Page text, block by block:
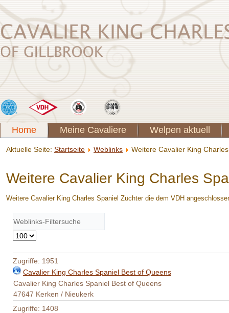
Home Meine Cavaliere Welpen aktuell
Aktuelle Seite: Startseite Weblinks Weitere Cavalier King
Weitere Cavalier King Charles
Weitere Cavalier King Charles Spaniel Züchter die dem VDH
Filterfeld
Anzeige
Zugriffe: 1951
Cavalier King Charles Spaniel Best of Queens
Cavalier King Charles Spaniel Best of Queens
47647 Kerken / Nieukerk
Zugriffe: 1408